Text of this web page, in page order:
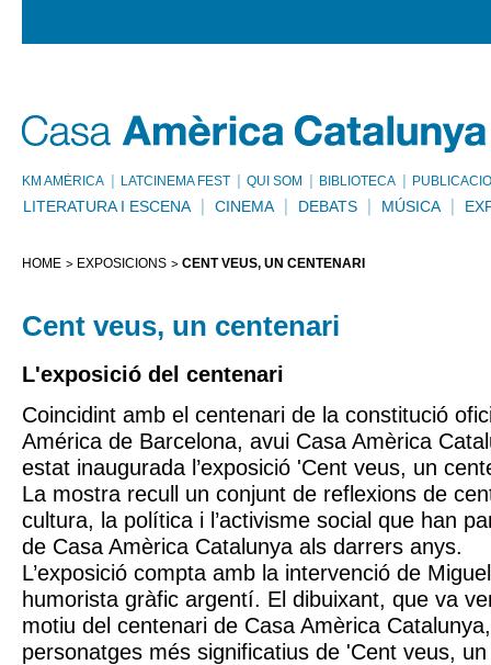
KM AMÈRICA LATCINEMA FEST QUI SOM BIBLIOTECA
LITERATURA I ESCENA CINEMA DEBATS MÚSICA
HOME EXPOSICIONS CENT VEUS, UN CENTENARI
Cent veus, un centenari
L'exposició del centenari
Coincidint amb el centenari de la constitució
América de Barcelona, avui Casa Amèrica
estat inaugurada l’exposició 'Cent veus, un
La mostra recull un conjunt de reflexions de
cultura, la política i l’activisme social que han
de Casa Amèrica Catalunya als darrers anys.
L’exposició compta amb la intervenció de
humorista gràfic argentí. El dibuixant, que va
motiu del centenari de Casa Amèrica
personatges més significatius de 'Cent veus,